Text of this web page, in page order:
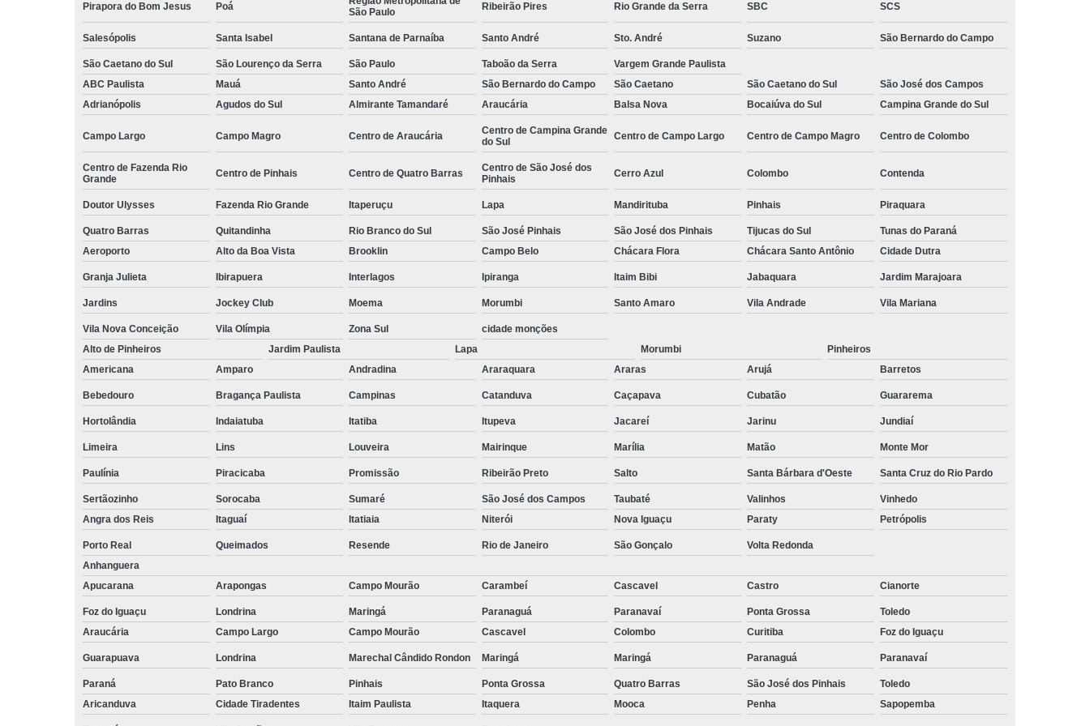
Serviços de
Serviços
terceirizados de
ajudante
Serviços
terceirizados de
conferente
Terceirização de
almoxarifes
Terceirização de
cargas e
descargas
Terceirização de
conferentes
Terceirização de
empilhadeiras
Terceirização de
empilhadeiristas
Terceirização de
limpezas
Terceirização de
movimentação
de cargas
serviço
Terceirizações
de mão de obra
Empresa de Monitoramento e Segurança
Empresa de Monitoramento Residencial
Empresa de Segurança e Monitoramento
Empresa Especializada em Monitoramento
Empresa Monitoramento 24 Horas
Empresa Terceirizada de Monitoramento
Empresa de Jardinagem e Paisagismo
Empresa de Paisagismo
Empresa de Paisagismo e Jardinagem Predial
Empresa de Paisagismo Predial
Empresa de Paisagismo Terceirizado
Empresa Terceirizada de Paisagismo
Empresa de Consultoria de Recrutamento e Seleção
Empresa de Recrutamento
Empresa de Recrutamento e Seleção
Empresa de Recrutamento e Seleção de Pessoas
Empresa de Recrutamento e Seleção Mais Próximo de Mim
Empresa de Recrutamento e Seleção Perto de Mim
Empresa de Recrutamento e Seleção Próximo de Mim
Empresa de Seleção e Recrutamento
Empresa Especializada em Recrutamento e Seleção
Empresa Recrutamento e Seleção
Empresa de Terceirização
Empresa de Terceirização de Limpeza
Empresa de Terceirização de Mão de Obra
Empresa de Terceirização de Portaria
Pirapora do Bom Jesus Poá
São Paulo
Ribeirão Pires Rio Grande da Serra SBC SCS
Salesópolis Santa Isabel Santana de Parnaíba Santo André Sto. André Suzano São Bernardo do Campo
São Caetano do Sul São Lourenço da Serra São Paulo Taboão da Serra
Vargem Grande Paulista
ABC Paulista
Mauá Santo André São Bernardo do Campo São Caetano São Caetano do Sul
São José dos Campos
Adrianópolis
Agudos do Sul Almirante Tamandaré Araucária Balsa Nova Bocaiúva do Sul Campina Grande do Sul
Campo Largo Campo Magro Centro de Araucária
Centro de Campina Grande
do Sul
Centro de Campo Largo Centro de Campo Magro Centro de Colombo
Centro de Fazenda Rio
Grande
Centro de Pinhais Centro de Quatro Barras
Centro de São José dos
Pinhais
Cerro Azul Colombo Contenda
Doutor Ulysses Fazenda Rio Grande Itaperuçu Lapa Mandirituba Pinhais Piraquara
Quatro Barras Quitandinha Rio Branco do Sul São José Pinhais São José dos Pinhais Tijucas do Sul
Tunas do Paraná
Aeroporto
Alto da Boa Vista Brooklin Campo Belo Chácara Flora Chácara Santo Antônio Cidade Dutra
Granja Julieta Ibirapuera Interlagos Ipiranga Itaim Bibi Jabaquara Jardim Marajoara
Jardins Jockey Club Moema Morumbi Santo Amaro Vila Andrade Vila Mariana
Vila Nova Conceição Vila Olímpia Zona Sul
cidade monções
Alto de Pinheiros
Jardim Paulista Lapa Morumbi
Pinheiros
Americana
Amparo Andradina Araraquara Araras Arujá Barretos
Bebedouro Bragança Paulista Campinas Catanduva Caçapava Cubatão Guararema
Hortolândia Indaiatuba Itatiba Itupeva Jacareí Jarinu Jundiaí
Limeira Lins Louveira Mairinque Marília Matão Monte Mor
Paulínia Piracicaba Promissão Ribeirão Preto Salto Santa Bárbara d'Oeste Santa Cruz do Rio Pardo
Sertãozinho Sorocaba Sumaré São José dos Campos Taubaté Valinhos
Vinhedo
Angra dos Reis
Itaguaí Itatiaia Niterói Nova Iguaçu Paraty Petrópolis
Porto Real Queimados Resende Rio de Janeiro São Gonçalo
Volta Redonda
Anhanguera
Apucarana
Arapongas Campo Mourão Carambeí Cascavel Castro Cianorte
Foz do Iguaçu Londrina Maringá Paranaguá Paranavaí Ponta Grossa
Toledo
Araucária
Campo Largo Campo Mourão Cascavel Colombo Curitiba Foz do Iguaçu
Guarapuava Londrina Marechal Cândido Rondon Maringá Maringá Paranaguá Paranavaí
Paraná Pato Branco Pinhais Ponta Grossa Quatro Barras São José dos Pinhais
Toledo
Aricanduva
Cidade Tiradentes Itaim Paulista Itaquera Mooca Penha Sapopemba